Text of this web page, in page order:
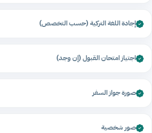
إجادة اللغة التركية (حسب التخصص)
اجتياز امتحان القبول (إن وجد)
صورة جواز السفر
صور شخصية